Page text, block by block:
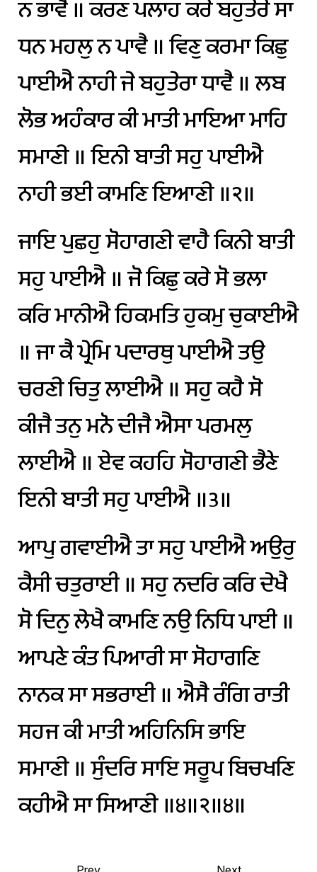
ਨਭਾਵੈ॥ਕਰਣਪਲਾਹਕਰੇਬਹੁਤੇਰੇਸਾ
ਧਨਮਹਲੁਨਪਾਵੈ॥ਵਿਣੁਕਰਮਾਕਿਛੁ
ਪਾਈਐਨਾਹੀਜੇਬਹੁਤੇਰਾਧਾਵੈ॥ਲਬ
ਲੋਭਅਹੰਕਾਰਕੀਮਾਤੀਮਾਇਆਮਾਹਿ
ਸਮਾਣੀ॥ਇਨੀਬਾਤੀਸਹੁਪਾਈਐ
ਨਾਹੀਭਈਕਾਮਣਿਇਆਣੀ॥੨॥
ਜਾਇਪੁਛਹੁਸੋਹਾਗਣੀਵਾਹੈਕਿਨੀਬਾਤੀ
ਸਹੁਪਾਈਐ॥ਜੋਕਿਛੁਕਰੇਸੋਭਲਾ
ਕਰਿਮਾਨੀਐਹਿਕਮਤਿਹੁਕਮੁਚੁਕਾਈਐ
॥ਜਾਕੈਪ੍ਰੇਮਿਪਦਾਰਥੁਪਾਈਐਤਉ
ਚਰਣੀਚਿਤੁਲਾਈਐ॥ਸਹੁਕਹੈਸੋ
ਕੀਜੈਤਨੁਮਨੋਦੀਜੈਐਸਾਪਰਮਲੁ
ਲਾਈਐ॥ਏਵਕਹਹਿਸੋਹਾਗਣੀਭੈਣੇ
ਇਨੀਬਾਤੀਸਹੁਪਾਈਐ॥੩॥
ਆਪੁਗਵਾਈਐਤਾਸਹੁਪਾਈਐਅਉਰੁ
ਕੈਸੀਚਤੁਰਾਈ॥ਸਹੁਨਦਰਿਕਰਿਦੇਖੈ
ਸੋਦਿਨੁਲੇਖੈਕਾਮਣਿਨਉਨਿਧਿਪਾਈ॥
ਆਪਣੇਕੰਤਪਿਆਰੀਸਾਸੋਹਾਗਣਿ
ਨਾਨਕਸਾਸਭਰਾਈ॥ਐਸੈਰੰਗਿਰਾਤੀ
ਸਹਜਕੀਮਾਤੀਅਹਿਨਿਸਿਭਾਇ
ਸਮਾਣੀ॥ਸੁੰਦਰਿਸਾਇਸਰੂਪਬਿਚਖਣਿ
ਕਹੀਐਸਾਸਿਆਣੀ॥੪॥੨॥੪॥